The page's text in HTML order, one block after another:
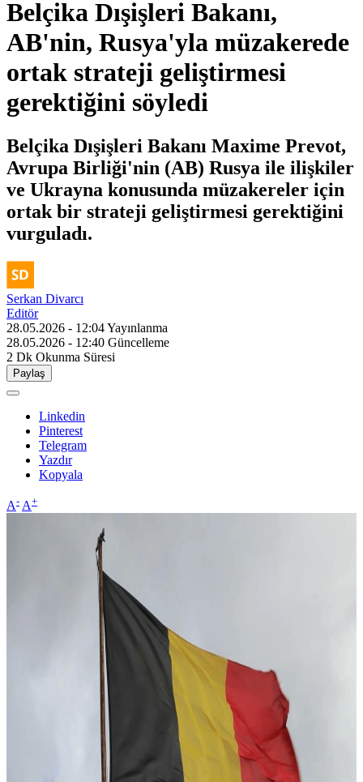
Belçika Dışişleri Bakanı,
AB'nin, Rusya'yla müzakerede
ortak strateji geliştirmesi
gerektiğini söyledi
Belçika Dışişleri Bakanı Maxime Prevot,
Avrupa Birliği'nin (AB) Rusya ile ilişkiler
ve Ukrayna konusunda müzakereler için
ortak bir strateji geliştirmesi gerektiğini
vurguladı.
Serkan Divarcı
Editör
28.05.2026 - 12:04Yayınlanma
28.05.2026 - 12:40 Güncelleme
2 Dk Okunma Süresi
Paylaş
Linkedin
Pinterest
Telegram
Yazdır
Kopyala
A- A+